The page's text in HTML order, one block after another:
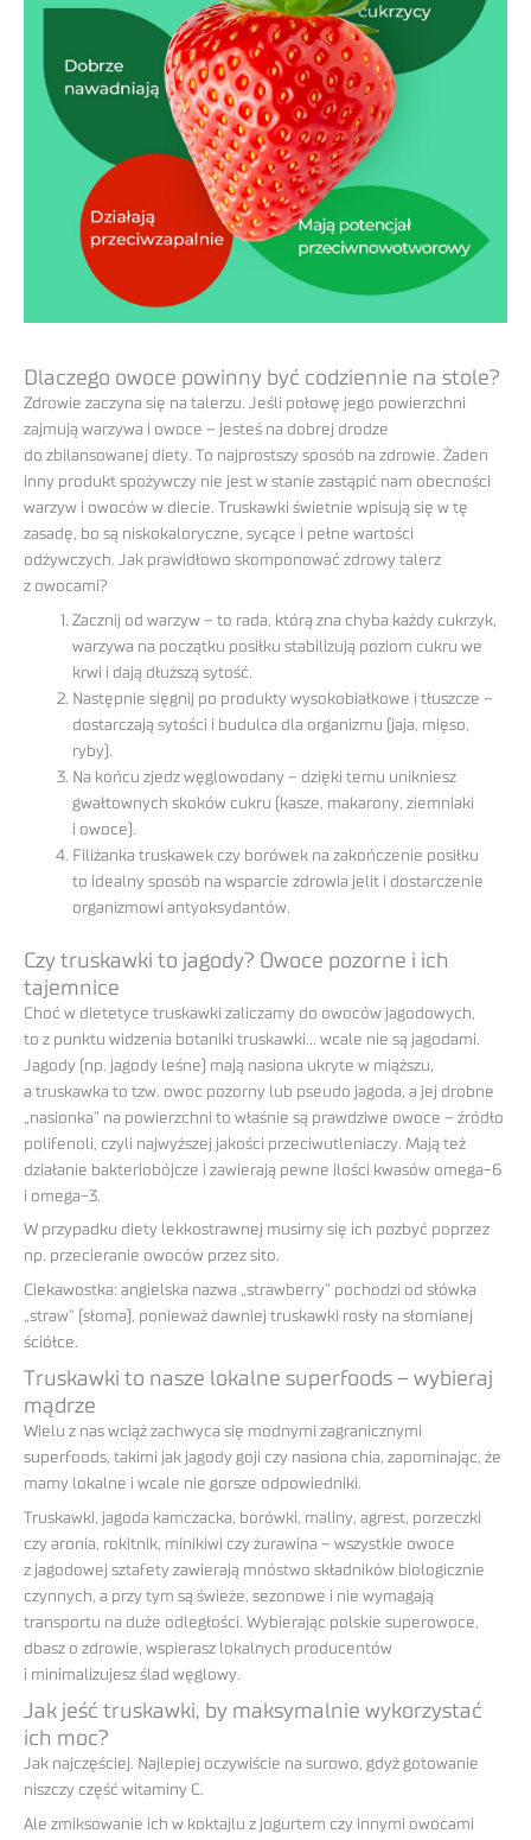
Dlaczego owoce powinny być codziennie na stole?
Zdrowie zaczyna się na talerzu. Jeśli połowę jego powierzchni
zajmują warzywa i owoce – jesteś na dobrej drodze
do zbilansowanej diety. To najprostszy sposób na zdrowie. Żaden
inny produkt spożywczy nie jest w stanie zastąpić nam obecności
warzyw i owoców w diecie. Truskawki świetnie wpisują się w tę
zasadę, bo są niskokaloryczne, sycące i pełne wartości
odżywczych. Jak prawidłowo skomponować zdrowy talerz
z owocami?
Zacznij od warzyw – to rada, którą zna chyba każdy cukrzyk,
warzywa na początku posiłku stabilizują poziom cukru we
krwi i dają dłuższą sytość.
Następnie sięgnij po produkty wysokobiałkowe i tłuszcze –
dostarczają sytości i budulca dla organizmu (jaja, mięso,
ryby).
Na końcu zjedz węglowodany – dzięki temu unikniesz
gwałtownych skoków cukru (kasze, makarony, ziemniaki
i owoce).
Filiżanka truskawek czy borówek na zakończenie posiłku
to idealny sposób na wsparcie zdrowia jelit i dostarczenie
organizmowi antyoksydantów.
Czy truskawki to jagody? Owoce pozorne i ich
tajemnice
Choć w dietetyce truskawki zaliczamy do owoców jagodowych,
to z punktu widzenia botaniki truskawki… wcale nie są jagodami.
Jagody (np. jagody leśne) mają nasiona ukryte w miąższu,
a truskawka to tzw. owoc pozorny lub pseudo jagoda, a jej drobne
„nasionka” na powierzchni to właśnie są prawdziwe owoce – źródło
polifenoli, czyli najwyższej jakości przeciwutleniaczy. Mają też
działanie bakteriobójcze i zawierają pewne ilości kwasów omega-6
i omega-3.
W przypadku diety lekkostrawnej musimy się ich pozbyć poprzez
np. przecieranie owoców przez sito.
Ciekawostka: angielska nazwa „strawberry” pochodzi od słówka
„straw” (słoma), ponieważ dawniej truskawki rosły na słomianej
ściółce.
Truskawki to nasze lokalne superfoods – wybieraj
mądrze
Wielu z nas wciąż zachwyca się modnymi zagranicznymi
superfoods, takimi jak jagody goji czy nasiona chia, zapominając, że
mamy lokalne i wcale nie gorsze odpowiedniki.
Truskawki, jagoda kamczacka, borówki, maliny, agrest, porzeczki
czy aronia, rokitnik, minikiwi czy żurawina – wszystkie owoce
z jagodowej sztafety zawierają mnóstwo składników biologicznie
czynnych, a przy tym są świeże, sezonowe i nie wymagają
transportu na duże odległości. Wybierając polskie superowoce,
dbasz o zdrowie, wspierasz lokalnych producentów
i minimalizujesz ślad węglowy.
Jak jeść truskawki, by maksymalnie wykorzystać
ich moc?
Jak najczęściej. Najlepiej oczywiście na surowo, gdyż gotowanie
niszczy część witaminy C.
Ale zmiksowanie ich w koktajlu z jogurtem czy innymi owocami